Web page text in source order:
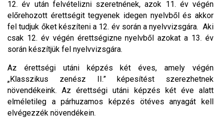
12. év után felvételizni szeretnének, azok 11. év végén
előrehozott érettségit tegyenek idegen nyelvből és akkor
fel tudjuk őket készíteni a 12. év során a nyelvvizsgára. Aki
csak 12. év végén érettségizne nyelvből azokat a 13. év
során készítjük fel nyelvvizsgára.
Az érettségi utáni képzés két éves, amely végén
„Klasszikus zenész II.” képesítést szerezhetnek
növendékeink. Az érettségi utáni képzés két éve alatt
elméletileg a párhuzamos képzés ötéves anyagát kell
elvégezzék növendékein.